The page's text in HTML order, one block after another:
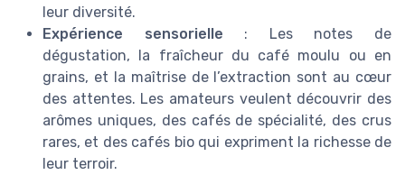
leur diversité.
Expérience sensorielle : Les notes de
dégustation, la fraîcheur du café moulu ou en
grains, et la maîtrise de l’extraction sont au cœur
des attentes. Les amateurs veulent découvrir des
arômes uniques, des cafés de spécialité, des crus
rares, et des cafés bio qui expriment la richesse de
leur terroir.